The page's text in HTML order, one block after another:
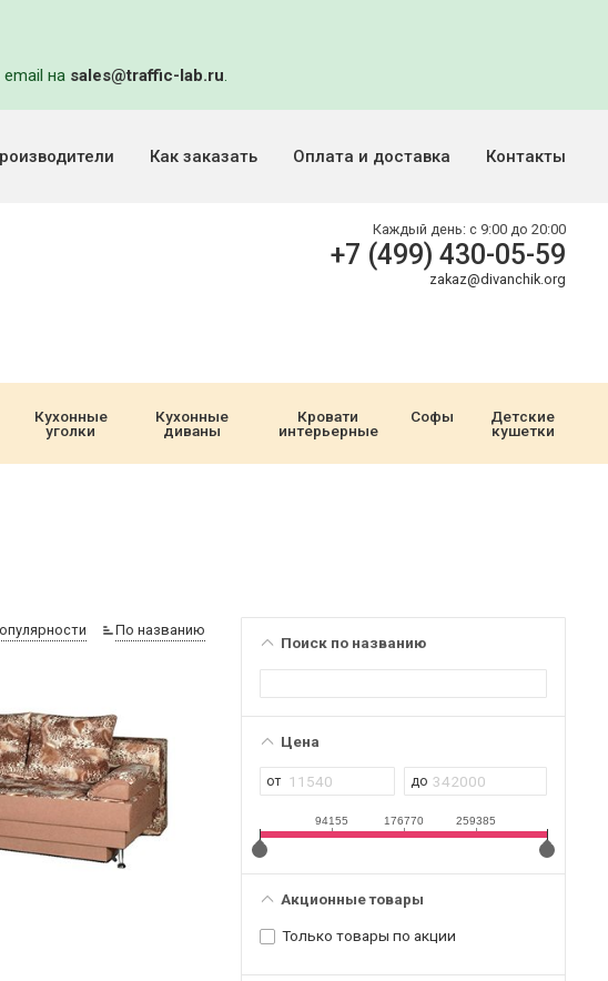
email на sales@traffic-lab.ru.
Как заказать Оплата и доставка Контакты
Каждый день: с 9:00 до 20:00
+7 (499) 430-05-59
zakaz@divanchik.org
Кухонные
уголки
Кухонные
диваны
Кровати
интерьерные
Софы
Детские
кушетки
Поиск по названию
Цена
94155 176770 259385
Акционные товары
Только товары по акции
По названию